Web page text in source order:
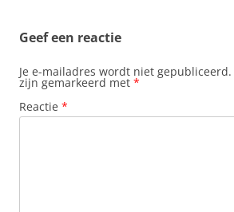
Geef een reactie
Je e-mailadres wordt niet gepubliceerd.
zijn gemarkeerd met *
Reactie *